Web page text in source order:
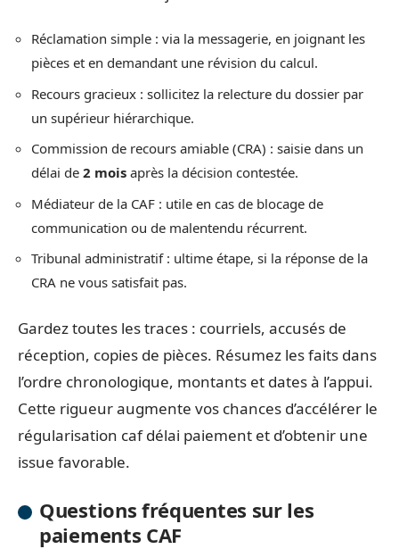
Réclamation simple : via la messagerie, en joignant les
pièces et en demandant une révision du calcul.
Recours gracieux : sollicitez la relecture du dossier par
un supérieur hiérarchique.
Commission de recours amiable (CRA) : saisie dans un
délai de 2 mois après la décision contestée.
Médiateur de la CAF : utile en cas de blocage de
communication ou de malentendu récurrent.
Tribunal administratif : ultime étape, si la réponse de la
CRA ne vous satisfait pas.
Gardez toutes les traces : courriels, accusés de
réception, copies de pièces. Résumez les faits dans
l’ordre chronologique, montants et dates à l’appui.
Cette rigueur augmente vos chances d’accélérer le
régularisation caf délai paiement et d’obtenir une
issue favorable.
Questions fréquentes sur les
paiements CAF